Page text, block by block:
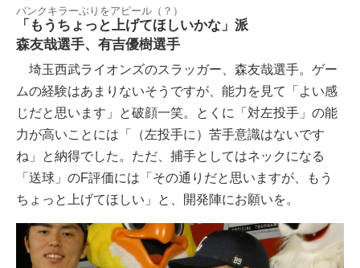
バンクキラーぶりをアピール（？）
「もうちょっと上げてほしいかな」派
森友哉選手、有吉優樹選手
埼玉西武ライオンズのスラッガー、森友哉選手。ゲー
ムの経験はあまりないそうですが、能力を見て「よい感
じだと思います」と破顔一笑。とくに「対左投手」の能
力が高いことには「（左投手に）苦手意識はないです
ね」と納得でした。ただ、捕手としてはネックになる
「送球」のF評価には「その通りだと思いますが、もう
ちょっと上げてほしい」と、開発陣にお願いを。